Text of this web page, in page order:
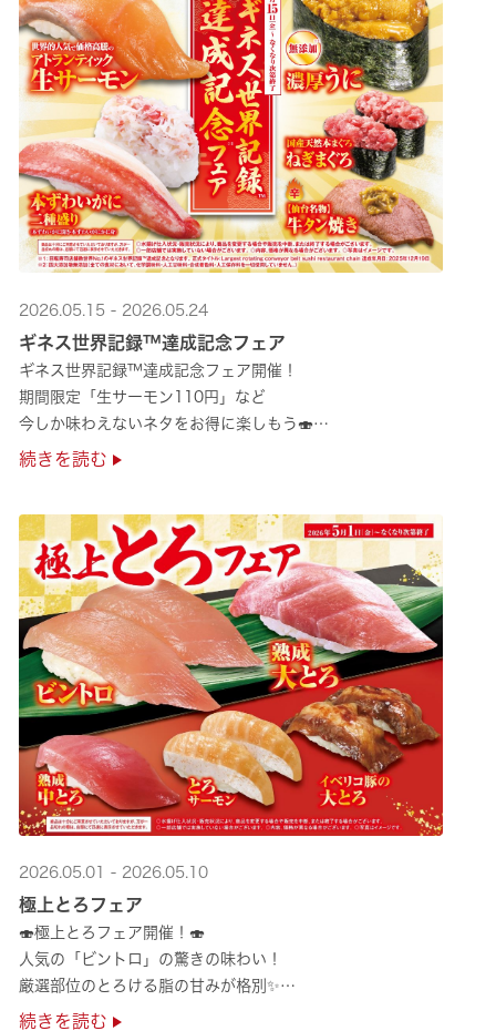
2026.05.15 - 2026.05.24
ギネス世界記録™達成記念フェア
ギネス世界記録™達成記念フェア開催！
期間限定「生サーモン110円」など
今しか味わえないネタをお得に楽しもう🍣
是非お越しください✨
続きを読む
2026.05.01 - 2026.05.10
極上とろフェア
🍣極上とろフェア開催！🍣
人気の「ビントロ」の驚きの味わい！
厳選部位のとろける脂の甘みが格別✨
極上の味覚を是非くら寿司でご堪能ください♪
続きを読む